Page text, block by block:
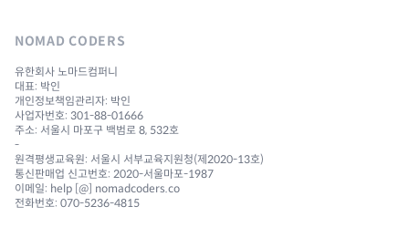
NOMAD CODERS
유한회사 노마드컴퍼니
대표: 박인
개인정보책임관리자: 박인
사업자번호: 301-88-01666
주소: 서울시 마포구 백범로 8, 532호
-
원격평생교육원: 서울시 서부교육지원청(제2020-13호)
통신판매업 신고번호: 2020-서울마포-1987
이메일: help [@] nomadcoders.co
전화번호: 070-5236-4815